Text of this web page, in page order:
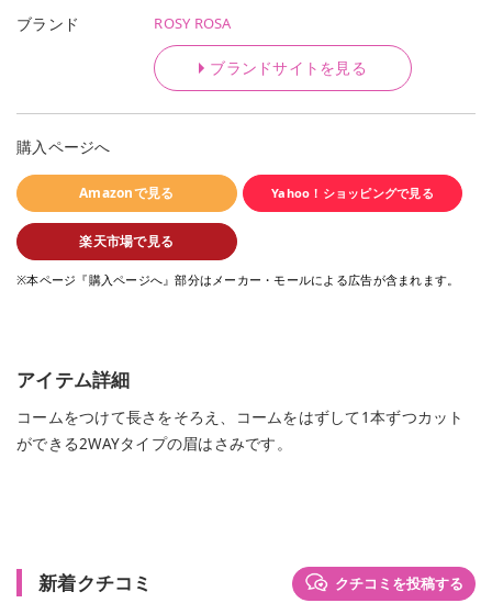
ブランド ROSY ROSA
ブランドサイトを見る
購入ページへ
Amazonで見る Yahoo！ショッピングで見る
楽天市場で見る
※本ページ『購入ページへ』部分はメーカー・モールによる広告が含まれます。
アイテム詳細
コームをつけて長さをそろえ、コームをはずして1本ずつカット
ができる2WAYタイプの眉はさみです。
新着クチコミ クチコミを投稿する